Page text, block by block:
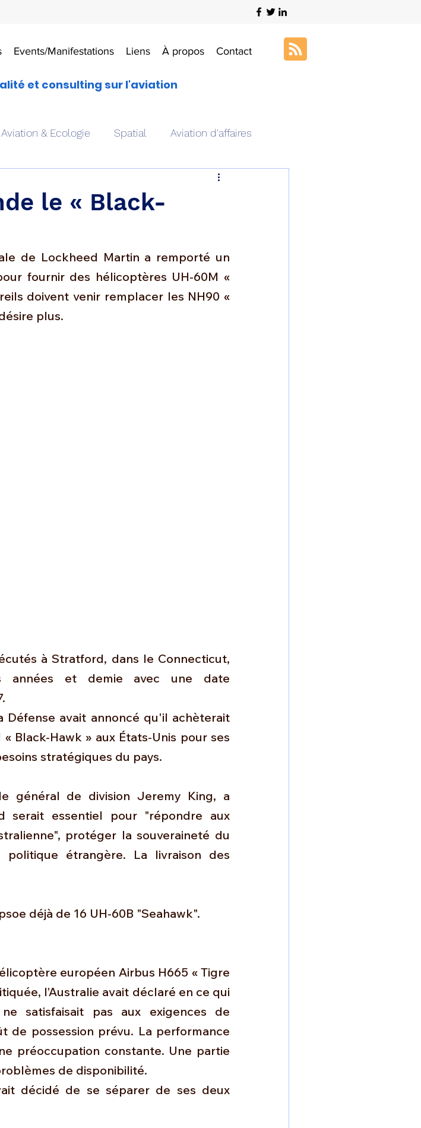
Events/Manifestations Liens À propos Contact
et consulting sur l'aviation
Aviation & Ecologie Spatial Aviation d'affaires
Art & Aviation
Amphibie Drones Composante ESPACE
aérien
le « Black-
de Lockheed Martin a remporté un
fournir des hélicoptères UH-60M «
doivent venir remplacer les NH90 «
plus.
à Stratford, dans le Connecticut,
années et demie avec une date
avait annoncé qu'il achèterait
Black-Hawk » aux États-Unis pour ses
stratégiques du pays.
général de division Jeremy King, a
serait essentiel pour "répondre aux
protéger la souveraineté du
étrangère. La livraison des
déjà de 16 UH-60B "Seahawk".
européen Airbus H665 « Tigre
l’Australie avait déclaré en ce qui
satisfaisait pas aux exigences de
de possession prévu. La performance
préoccupation constante. Une partie
de disponibilité.
décidé de se séparer de ses deux